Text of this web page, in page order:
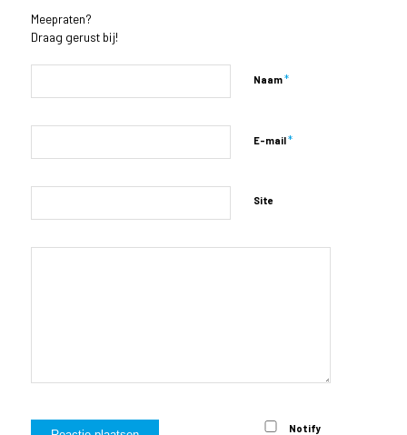
Meepraten?
Draag gerust bij!
Naam*
E-mail*
Site
Notify